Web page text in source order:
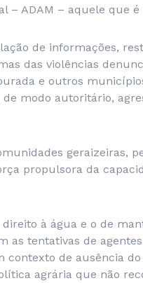
– ADAM – aquele que
de informações,
das violências
e outros
modo autoritário,
geraizeiras,
propulsora da
à água e o de
as tentativas de
contexto de ausência
agrária que não